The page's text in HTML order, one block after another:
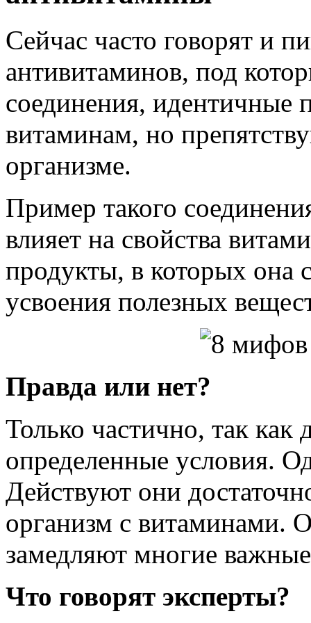
Сейчас часто говорят и
антивитаминов, под
соединения, идентичные
витаминам, но
организме.
Пример такого
влияет на свойства
продукты, в которых она
усвоения полезных
Правда или нет?
Только частично, так
определенные условия.
Действуют они
организм с витаминами.
замедляют многие
Что говорят эксперты?